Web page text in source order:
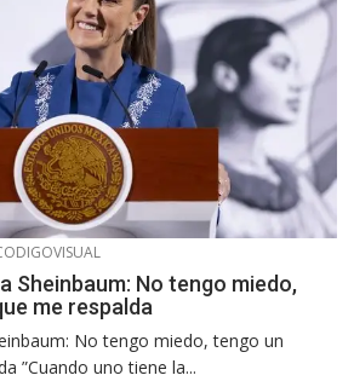
Sheinbaum: No tengo miedo,
me respalda
No tengo miedo, tengo un
”Cuando uno tiene la...